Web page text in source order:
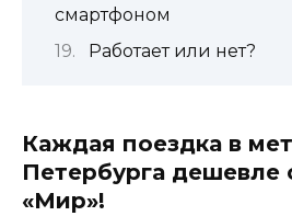
смартфоном
Работает или нет?
Каждая поездка в
Петербурга дешевле
«Мир»!